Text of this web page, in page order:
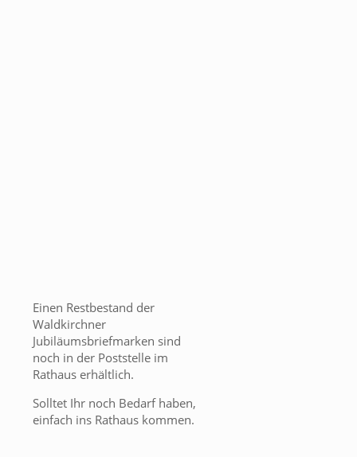
Einen Restbestand der
Waldkirchner
Jubiläumsbriefmarken sind
noch in der Poststelle im
Rathaus erhältlich.
Solltet Ihr noch Bedarf haben,
einfach ins Rathaus kommen.